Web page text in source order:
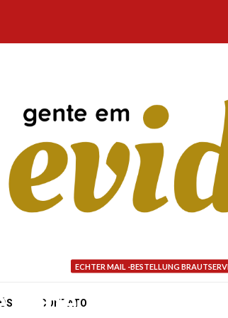
CONTATO
ECHTER MAIL -BESTELLUNG
habe Selbst